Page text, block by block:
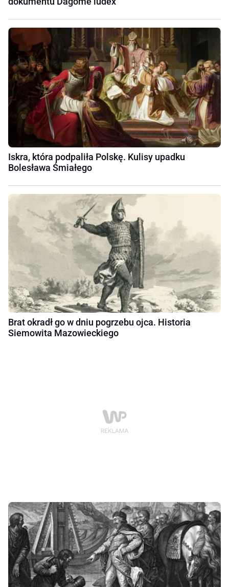
Iskra, która podpaliła Polskę. Kulisy upadku
Bolesława Śmiałego
Brat okradł go w dniu pogrzebu ojca. Historia
Siemowita Mazowieckiego